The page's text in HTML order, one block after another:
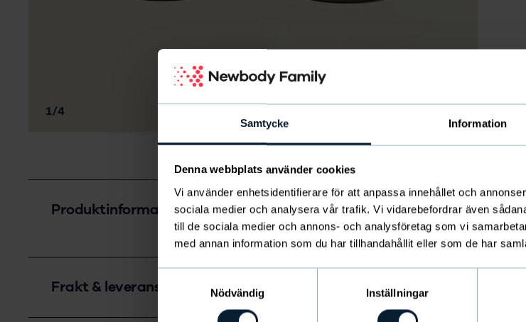
Samtycke Information
Denna webbplats använder cookies
Vi använder enhetsidentifierare för att anpassa innehållet och
sociala medier och analysera vår trafik. Vi vidarebefordrar även
till de sociala medier och annons- och analysföretag som vi
med annan information som du har tillhandahållit eller som de har
Nödvändig
Inställningar
Bild
1av
/4
Produktinformation
Frakt & leverans